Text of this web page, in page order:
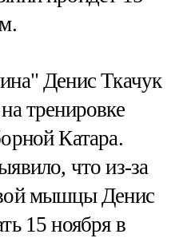
Денис Ткачук
тренировке
Катара.
что из-за
мышцы Денис
15 ноября в